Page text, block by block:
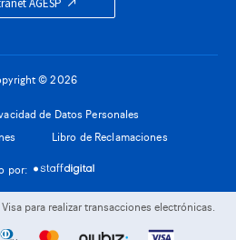
AGESP
© 2026
de Datos Personales
Libro de Reclamaciones
por:
para realizar transacciones electrónicas.